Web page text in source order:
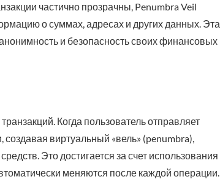
частично прозрачны, Penumbra Veil
о суммах, адресах и других данных. Эта
и безопасность своих финансовых
Когда пользователь отправляет
создавая виртуальный «вель» (penumbra),
Это достигается за счет использования
меняются после каждой операции.